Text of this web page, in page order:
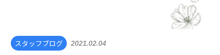
スタッフブログ 2021.02.04